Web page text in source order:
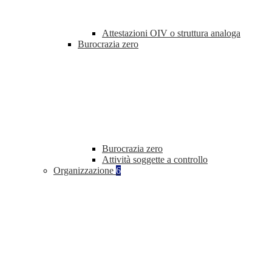
Attestazioni OIV o struttura analoga
Burocrazia zero
Burocrazia zero
Attività soggette a controllo
Organizzazione 6